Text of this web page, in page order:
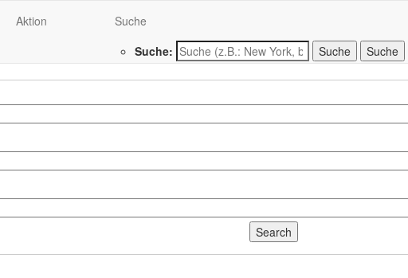
Aktion
Suche
Suche:
Suche